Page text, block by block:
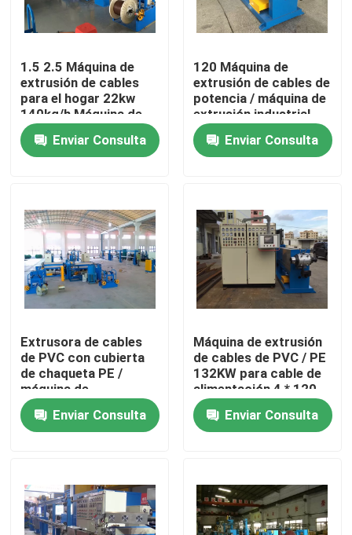
En casa
Productos
Sobre nosotros
Recorrido por la fábrica
Contacta con nosotros
Solicitar una cita
Máquina de extrusión de alambre
1.5 2.5 Máquina de
extrusión de cables
para el hogar 22kw
140kg/h Máquina de
extrusión de alambre
Enviar Consulta
120 Máquina de
extrusión de cables de
potencia / máquina de
extrusión industrial
Enviar Consulta
Extrusora de cables
de PVC con cubierta
de chaqueta PE /
máquina de
fabricación de cables
eléctricosEnviar Consulta
Máquina de extrusión
de cables de PVC / PE
132KW para cable de
alimentación 4 * 120
Enviar Consulta